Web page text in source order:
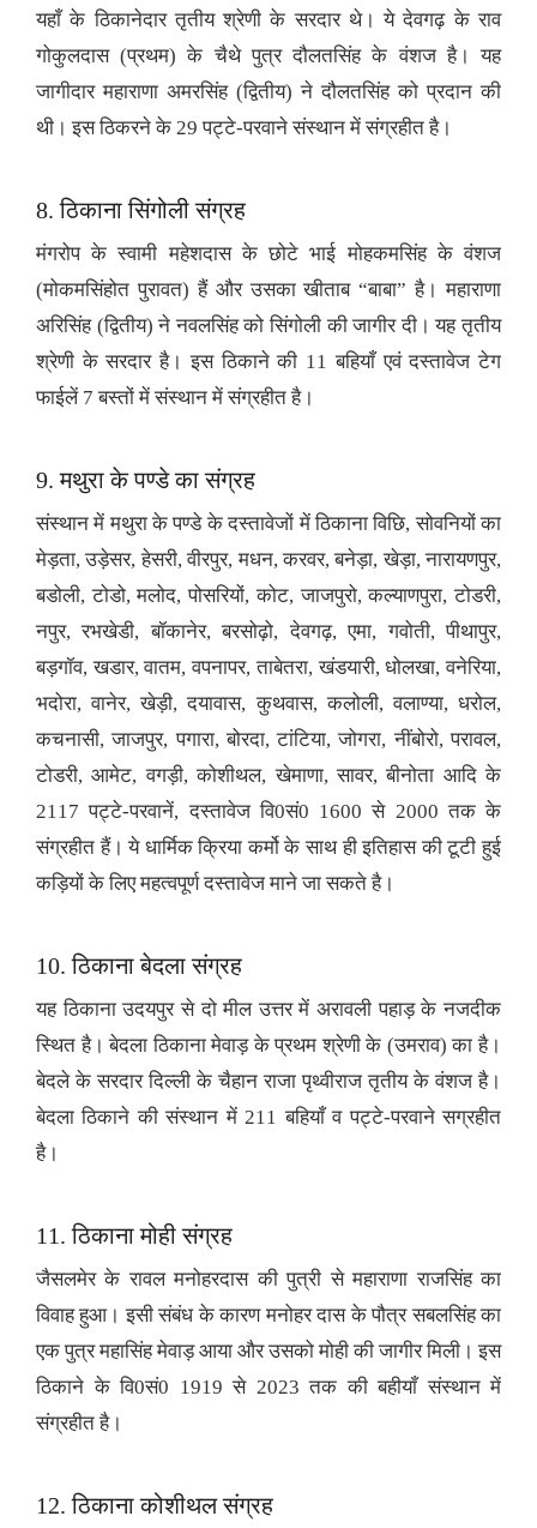
यहाँ के ठिकानेदार तृतीय श्रेणी के सरदार थे। ये देवगढ़ के राव
गोकुलदास (प्रथम) के चैथे पुत्र दौलतसिंह के वंशज है। यह
जागीदार महाराणा अमरसिंह (द्वितीय) ने दौलतसिंह को प्रदान की
थी। इस ठिकरने के 29 पट्टे-परवाने संस्थान में संग्रहीत है।
8. ठिकाना सिंगोली संग्रह
मंगरोप के स्वामी महेशदास के छोटे भाई मोहकमसिंह के वंशज
(मोकमसिंहोत पुरावत) हैं और उसका खीताब “बाबा” है। महाराणा
अरिसिंह (द्वितीय) ने नवलसिंह को सिंगोली की जागीर दी। यह तृतीय
श्रेणी के सरदार है। इस ठिकाने की 11 बहियाँ एवं दस्तावेज टेग
फाईलें 7 बस्तों में संस्थान में संग्रहीत है।
9. मथुरा के पण्डे का संग्रह
संस्थान में मथुरा के पण्डे के दस्तावेजों में ठिकाना विछि, सोवनियों का
मेड़ता, उड़ेसर, हेसरी, वीरपुर, मधन, करवर, बनेड़ा, खेड़ा, नारायणपुर,
बडोली, टोडो, मलोद, पोसरियों, कोट, जाजपुरो, कल्याणपुरा, टोडरी,
नपुर, रभखेडी, बॉकानेर, बरसोढ़ो, देवगढ़, एमा, गवोती, पीथापुर,
बड़गॉव, खडार, वातम, वपनापर, ताबेतरा, खंडयारी, धोलखा, वनेरिया,
भदोरा, वानेर, खेड़ी, दयावास, कुथवास, कलोली, वलाण्या, धरोल,
कचनासी, जाजपुर, पगारा, बोरदा, टांटिया, जोगरा, नींबोरो, परावल,
टोडरी, आमेट, वगड़ी, कोशीथल, खेमाणा, सावर, बीनोता आदि के
2117 पट्टे-परवानें, दस्तावेज वि0सं0 1600 से 2000 तक के
संग्रहीत हैं। ये धार्मिक क्रिया कर्मो के साथ ही इतिहास की टूटी हुई
कड़ियों के लिए महत्वपूर्ण दस्तावेज माने जा सकते है।
10. ठिकाना बेदला संग्रह
यह ठिकाना उदयपुर से दो मील उत्तर में अरावली पहाड़ के नजदीक
स्थित है। बेदला ठिकाना मेवाड़ के प्रथम श्रेणी के (उमराव) का है।
बेदले के सरदार दिल्ली के चैहान राजा पृथ्वीराज तृतीय के वंशज है।
बेदला ठिकाने की संस्थान में 211 बहियाँ व पट्टे-परवाने सग्रहीत
है।
11. ठिकाना मोही संग्रह
जैसलमेर के रावल मनोहरदास की पुत्री से महाराणा राजसिंह का
विवाह हुआ। इसी संबंध के कारण मनोहर दास के पौत्र सबलसिंह का
एक पुत्र महासिंह मेवाड़ आया और उसको मोही की जागीर मिली। इस
ठिकाने के वि0सं0 1919 से 2023 तक की बहीयाँ संस्थान में
संग्रहीत है।
12. ठिकाना कोशीथल संग्रह